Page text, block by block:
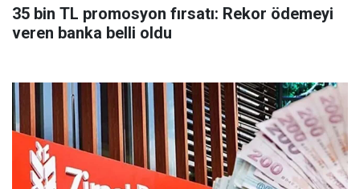
35 bin TL promosyon fırsatı: Rekor ödemeyi
veren banka belli oldu